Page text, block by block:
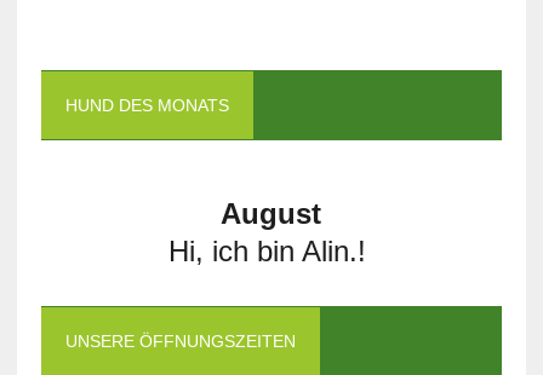
HUND DES MONATS
August
Hi, ich bin Alin.!
UNSERE ÖFFNUNGSZEITEN